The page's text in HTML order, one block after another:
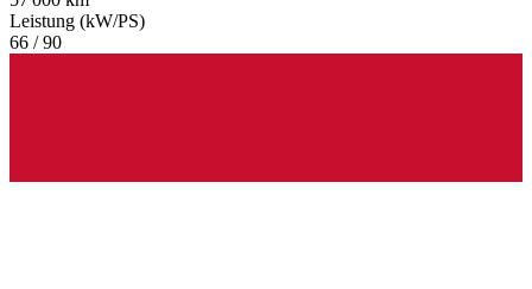
Leistung (kW/PS)
66 / 90